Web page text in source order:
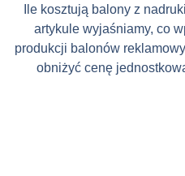
Ile kosztują balony z
artykule wyjaśniamy, co
produkcji balonów
obniżyć cenę